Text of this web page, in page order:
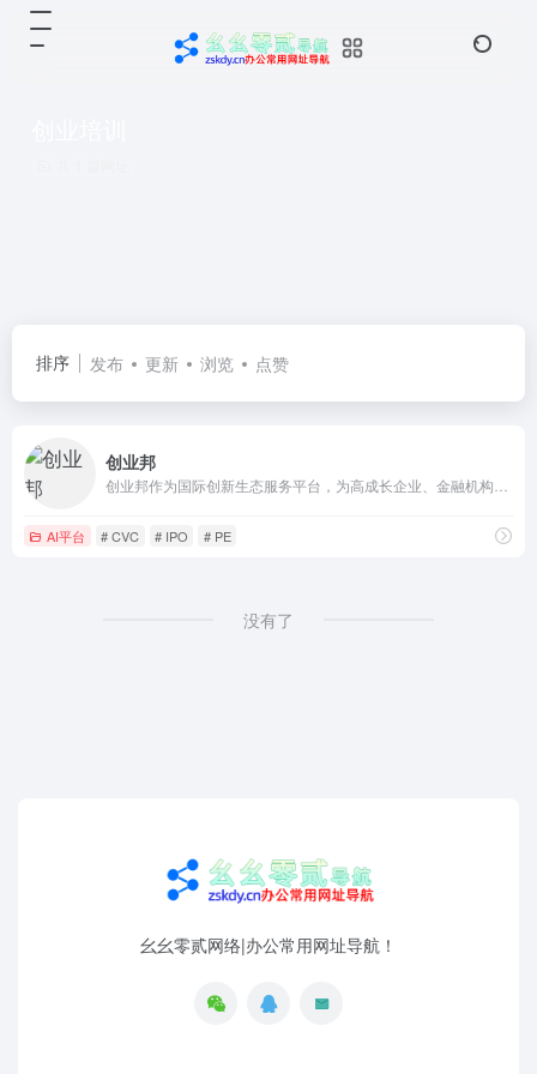
排序 发布 更新 浏览 点赞
创业邦
AI平台 # CVC # IPO # PE
没有了
幺幺零贰网络|办公常用网址导航！